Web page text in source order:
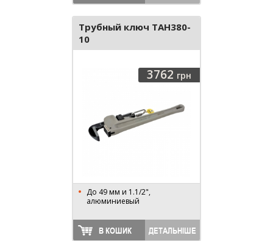
Трубный ключ TAH380-
10
3762 грн
До 49 мм и 1.1/2",
алюминиевый
В КОШИК ДЕТАЛЬНІШЕ